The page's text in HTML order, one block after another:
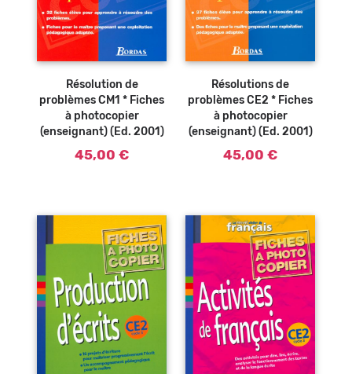
Ajouter au
Résolution de
problèmes CM1 * Fiches
à photocopier
(enseignant) (Ed. 2001)
45,00 €
Ajouter au
Résolutions de
problèmes CE2 * Fiches
à photocopier
(enseignant) (Ed. 2001)
45,00 €